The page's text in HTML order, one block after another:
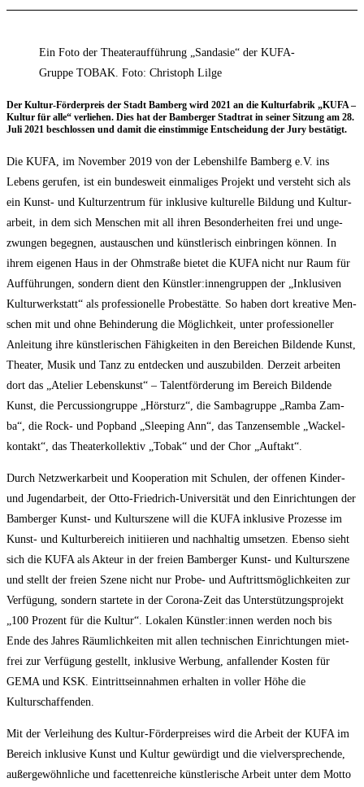
Ein Foto der Theateraufführung „Sandasie“ der KUFA-
Gruppe TOBAK. Foto: Christoph Lilge
Der Kul­tur-För­der­preis der Stadt Bam­berg wird 2021 an die Kul­tur­fa­brik „KUFA –
Kul­tur für alle“ ver­lie­hen. Dies hat der Bam­ber­ger Stadt­rat in sei­ner Sit­zung am 28.
Juli 2021 beschlos­sen und damit die ein­stim­mi­ge Ent­schei­dung der Jury bestätigt.
Die KUFA, im Novem­ber 2019 von der Lebens­hil­fe Bam­berg e.V. ins
Lebens geru­fen, ist ein bun­des­weit ein­ma­li­ges Pro­jekt und ver­steht sich als
ein Kunst- und Kul­tur­zen­trum für inklu­si­ve kul­tu­rel­le Bil­dung und Kul­tur­
ar­beit, in dem sich Men­schen mit all ihren Beson­der­hei­ten frei und unge­
zwun­gen begeg­nen, aus­tau­schen und künst­le­risch ein­brin­gen kön­nen. In
ihrem eige­nen Haus in der Ohm­stra­ße bie­tet die KUFA nicht nur Raum für
Auf­füh­run­gen, son­dern dient den Künstler:innengruppen der „Inklu­si­ven
Kul­tur­werk­statt“ als pro­fes­sio­nel­le Pro­be­stät­te. So haben dort krea­ti­ve Men­
schen mit und ohne Behin­de­rung die Mög­lich­keit, unter pro­fes­sio­nel­ler
Anlei­tung ihre künst­le­ri­schen Fähig­kei­ten in den Berei­chen Bil­den­de Kunst,
Thea­ter, Musik und Tanz zu ent­de­cken und aus­zu­bil­den. Der­zeit arbei­ten
dort das „Ate­lier Lebens­kunst“ – Talent­för­de­rung im Bereich Bil­den­de
Kunst, die Per­cus­siongrup­pe „Hör­sturz“, die Sam­ba­grup­pe „Ram­ba Zam­
ba“, die Rock- und Pop­band „Slee­ping Ann“, das Tanz­ensem­ble „Wackel­
kon­takt“, das Thea­ter­kol­lek­tiv „Tobak“ und der Chor „Auf­takt“.
Durch Netz­werk­ar­beit und Koope­ra­ti­on mit Schu­len, der offe­nen Kin­der-
und Jugend­ar­beit, der Otto-Fried­rich-Uni­ver­si­tät und den Ein­rich­tun­gen der
Bam­ber­ger Kunst- und Kul­tur­sze­ne will die KUFA inklu­si­ve Pro­zes­se im
Kunst- und Kul­tur­be­reich initi­ie­ren und nach­hal­tig umset­zen. Eben­so sieht
sich die KUFA als Akteur in der frei­en Bam­ber­ger Kunst- und Kul­tur­sze­ne
und stellt der frei­en Sze­ne nicht nur Pro­be- und Auf­tritts­mög­lich­kei­ten zur
Ver­fü­gung, son­dern star­te­te in der Coro­na-Zeit das Unter­stüt­zungs­pro­jekt
„100 Pro­zent für die Kul­tur“. Loka­len Künstler:innen wer­den noch bis
Ende des Jah­res Räum­lich­kei­ten mit allen tech­ni­schen Ein­rich­tun­gen miet­
frei zur Ver­fü­gung gestellt, inklu­si­ve Wer­bung, anfal­len­der Kos­ten für
GEMA und KSK. Ein­tritts­ein­nah­men erhal­ten in vol­ler Höhe die
Kulturschaffenden.
Mit der Ver­lei­hung des Kul­tur-För­der­prei­ses wird die Arbeit der KUFA im
Bereich inklu­si­ve Kunst und Kul­tur gewür­digt und die viel­ver­spre­chen­de,
außer­ge­wöhn­li­che und facet­ten­rei­che künst­le­ri­sche Arbeit unter dem Mot­to